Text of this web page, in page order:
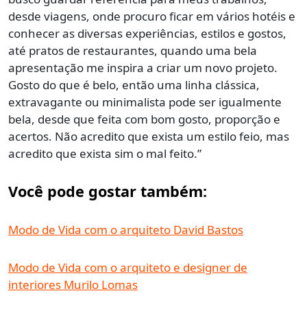
desde viagens, onde procuro ficar em vários hotéis e
conhecer as diversas experiências, estilos e gostos,
até pratos de restaurantes, quando uma bela
apresentação me inspira a criar um novo projeto.
Gosto do que é belo, então uma linha clássica,
extravagante ou minimalista pode ser igualmente
bela, desde que feita com bom gosto, proporção e
acertos. Não acredito que exista um estilo feio, mas
acredito que exista sim o mal feito.”
Você pode gostar também:
Modo de Vida com o arquiteto David Bastos
Modo de Vida com o arquiteto e designer de
interiores Murilo Lomas